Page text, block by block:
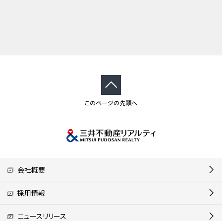
このページの先頭へ
会社概要
採用情報
ニュースリリース